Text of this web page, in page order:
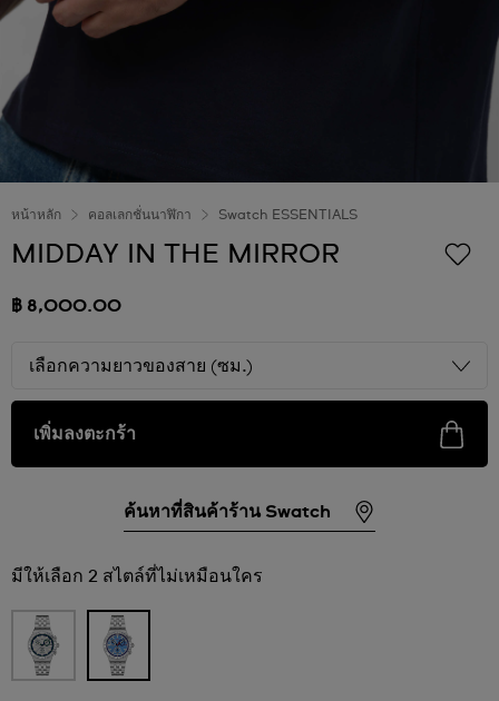
หน้าหลัก คอลเลกชั่นนาฬิกา Swatch ESSENTIALS
MIDDAY IN THE MIRROR
฿ 8,000.00
เลือกความยาวของสาย (ซม.)
เพิ่มลงตะกร้า
ค้นหาที่สินค้าร้าน Swatch
มีให้เลือก 2 สไตล์ที่ไม่เหมือนใคร